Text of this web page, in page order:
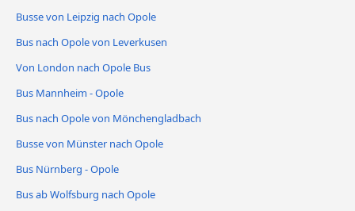
Busse von Leipzig nach Opole
Bus nach Opole von Leverkusen
Von London nach Opole Bus
Bus Mannheim - Opole
Bus nach Opole von Mönchengladbach
Busse von Münster nach Opole
Bus Nürnberg - Opole
Bus ab Wolfsburg nach Opole